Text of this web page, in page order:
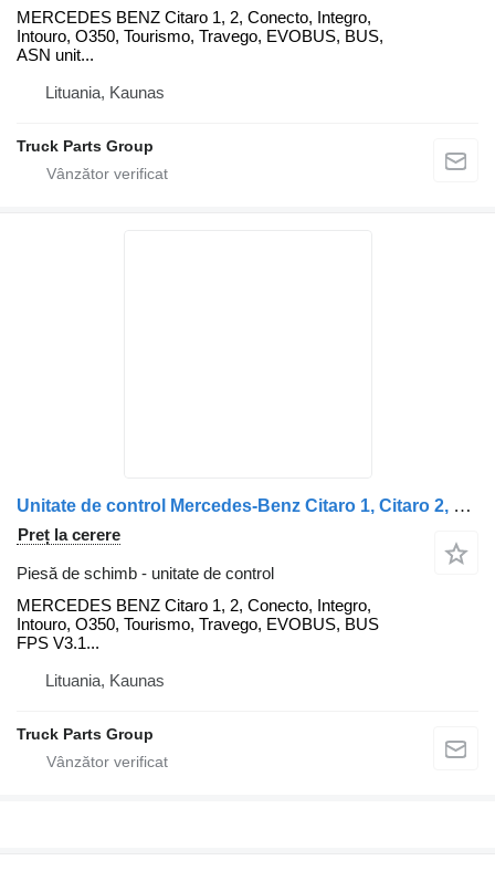
MERCEDES BENZ Citaro 1, 2, Conecto, Integro,
Intouro, O350, Tourismo, Travego, EVOBUS, BUS,
ASN unit...
Lituania, Kaunas
Truck Parts Group
Unitate de control Mercedes-Benz Citaro 1, Citaro 2, Conecto, Integro, Intouro, O350, Tourismo, T MERCEDES pentru cap tractor Mercedes-Benz MERCEDES BENZ Citaro 1, Citaro 2, Conecto, Integro, Intouro, O350, Tourismo, Travego, EVOBUS, BUS FPS V3.1 version, control unit ECU, TEMIC - IN, 0004461003, 0004460303 V2.1, 0004460503 V3.0, 0004460103 V1.2, EGM electronics 0004460803, 0004461003, 0004460803
Preț la cerere
Piesă de schimb - unitate de control
MERCEDES BENZ Citaro 1, 2, Conecto, Integro,
Intouro, O350, Tourismo, Travego, EVOBUS, BUS
FPS V3.1...
Lituania, Kaunas
Truck Parts Group